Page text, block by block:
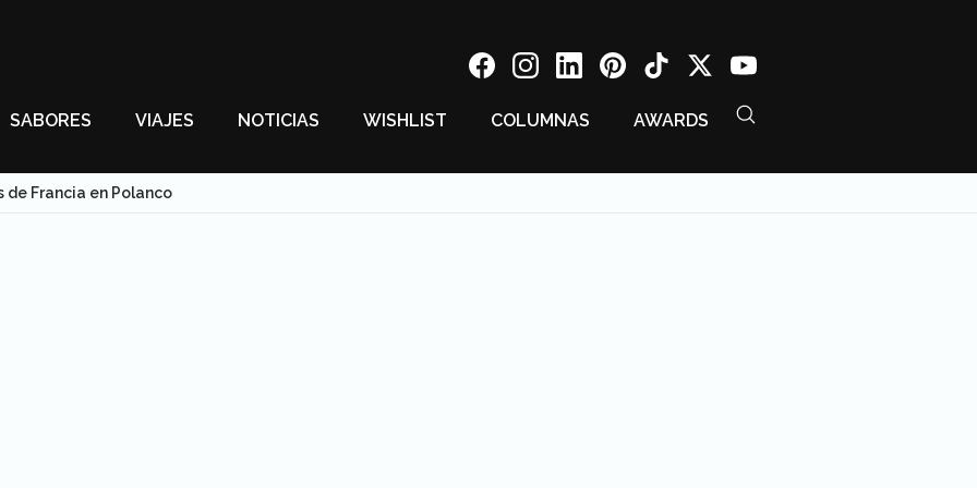
SABORES VIAJES NOTICIAS WISHLIST COLUMNAS AWARDS
de Francia en Polanco